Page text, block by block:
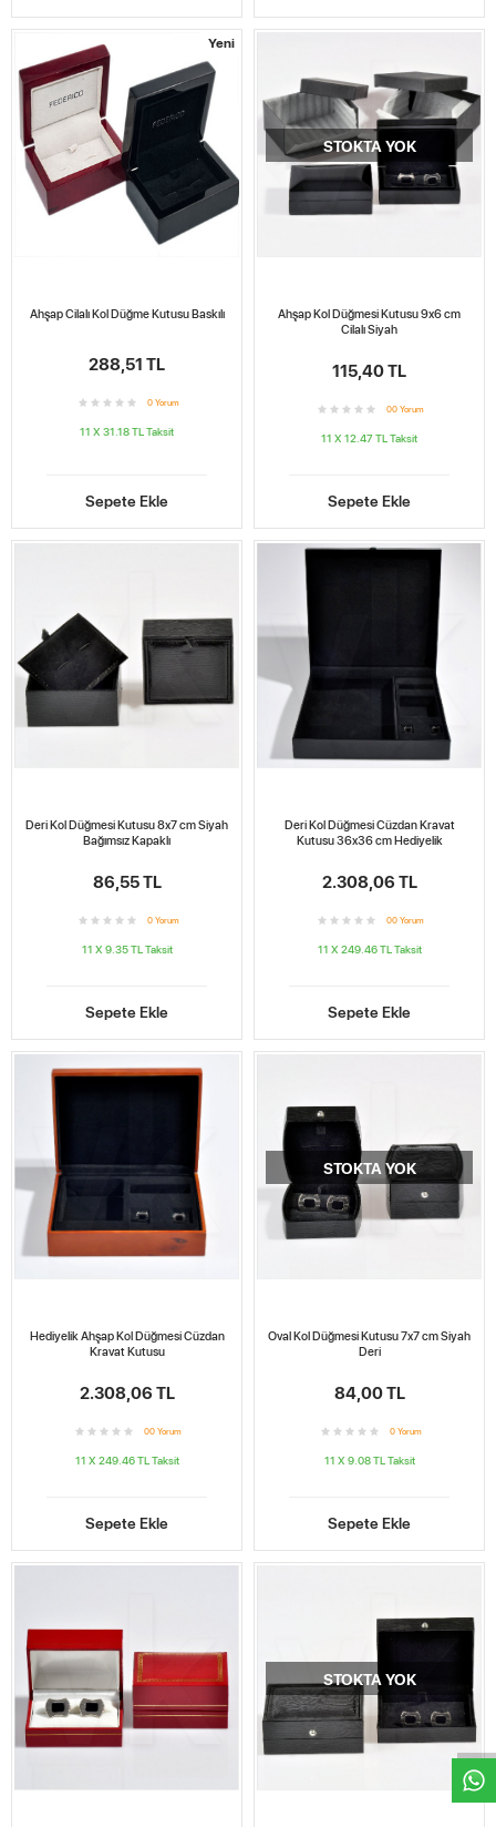
W
h
t
s
a
p
p
D
e
s
e
H
a
t
t
Yeni
Ahşap Cilalı Kol Düğme Kutusu Baskılı
288,51 TL
0 Yorum
11 X 31.18 TL Taksit
Sepete Ekle
STOKTA YOK
Ahşap Kol Düğmesi Kutusu 9x6 cm
Cilalı Siyah
115,40 TL
00 Yorum
11 X 12.47 TL Taksit
Sepete Ekle
Deri Kol Düğmesi Kutusu 8x7 cm Siyah
Bağımsız Kapaklı
86,55 TL
0 Yorum
11 X 9.35 TL Taksit
Sepete Ekle
Deri Kol Düğmesi Cüzdan Kravat
Kutusu 36x36 cm Hediyelik
2.308,06 TL
00 Yorum
11 X 249.46 TL Taksit
Sepete Ekle
Hediyelik Ahşap Kol Düğmesi Cüzdan
Kravat Kutusu
2.308,06 TL
00 Yorum
11 X 249.46 TL Taksit
Sepete Ekle
STOKTA YOK
Oval Kol Düğmesi Kutusu 7x7 cm Siyah
Deri
84,00 TL
0 Yorum
11 X 9.08 TL Taksit
Sepete Ekle
STOKTA YOK